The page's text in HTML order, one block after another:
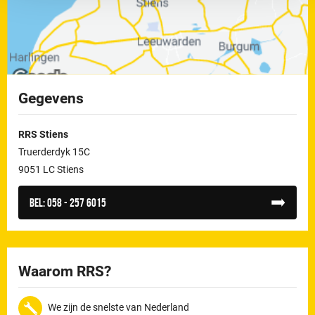
Gegevens
RRS Stiens
Truerderdyk 15C
9051 LC Stiens
Bel:058 - 257 6015
Waarom RRS?
We zijn de snelste van Nederland